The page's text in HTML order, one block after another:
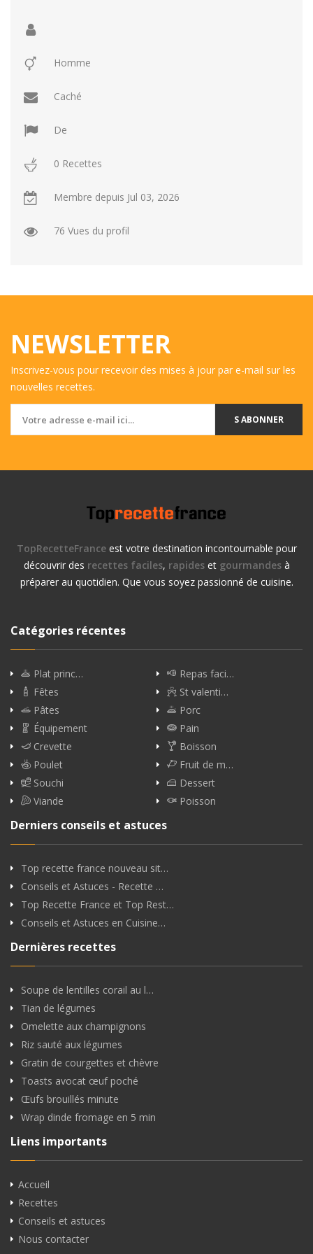
Recettes
Conseils et astuces
Nous contacter
Connexion / Inscription
Homme
Caché
De
0 Recettes
Membre depuis Jul 03, 2026
76 Vues du profil
NEWSLETTER
Inscrivez-vous pour recevoir des mises à jour par e-mail sur les
nouvelles recettes.
S ABONNER
TopRecetteFranceest votre destination incontournable pour
découvrir des recettes faciles, rapideset gourmandesà
préparer au quotidien. Que vous soyez passionné de cuisine.
Catégories récentes
Plat princ…
Repas faci…
Fêtes
St valenti…
Pâtes
Porc
Équipement
Pain
Crevette
Boisson
Poulet
Fruit de m…
Souchi
Dessert
Viande
Poisson
Derniers conseils et astuces
Top recette france nouveau sit…
Conseils et Astuces - Recette …
Top Recette France et Top Rest…
Conseils et Astuces en Cuisine…
Dernières recettes
Soupe de lentilles corail au l…
Tian de légumes
Omelette aux champignons
Riz sauté aux légumes
Gratin de courgettes et chèvre
Toasts avocat œuf poché
Œufs brouillés minute
Wrap dinde fromage en 5 min
Liens importants
Accueil
Recettes
Conseils et astuces
Nous contacter